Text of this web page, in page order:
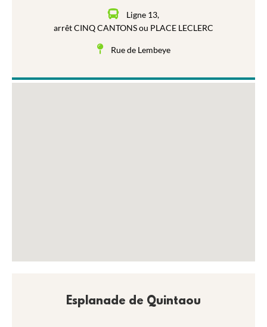
Ligne 13,
arrêt CINQ CANTONS ou PLACE LECLERC
Rue de Lembeye
Esplanade de Quintaou